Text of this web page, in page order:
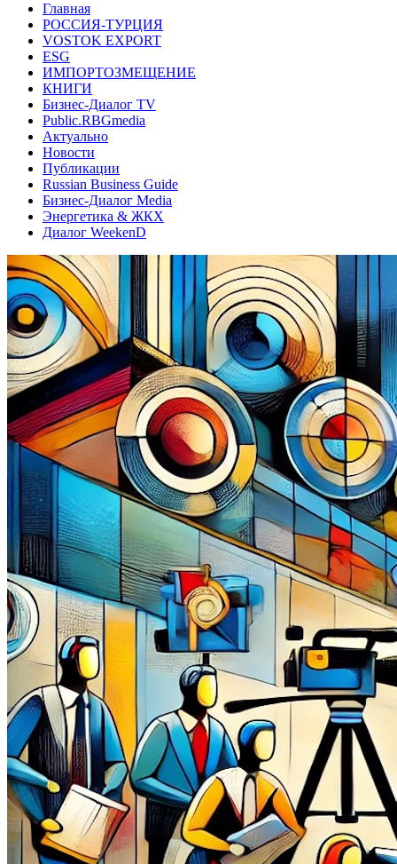
Главная
РОССИЯ-ТУРЦИЯ
VOSTOK EXPORT
ESG
ИМПОРТОЗМЕЩЕНИЕ
КНИГИ
Бизнес-Диалог TV
Public.RBGmedia
Актуально
Новости
Публикации
Russian Business Guide
Бизнес-Диалог Media
Энергетика & ЖКХ
Диалог WeekenD